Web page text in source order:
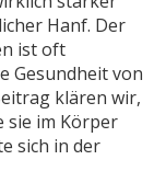
Hanf. Der
ist oft
Gesundheit von
klären wir,
sie im Körper
sich in der